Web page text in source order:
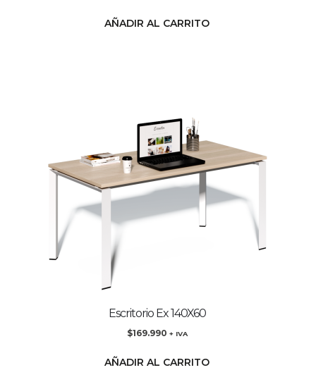
AÑADIR AL CARRITO
Escritorio Ex 140X60
$169.990 + IVA
AÑADIR AL CARRITO